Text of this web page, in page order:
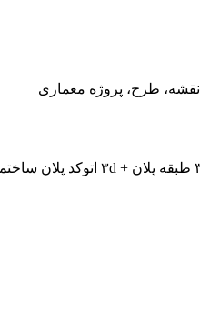
نقشه، طرح، پروژه معماری